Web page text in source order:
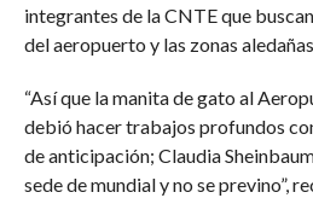
integrantes de la CNTE que
del aeropuerto y las zonas
“Así que la manita de gato al
debió hacer trabajos profundos
de anticipación; Claudia
sede de mundial y no se previno”,